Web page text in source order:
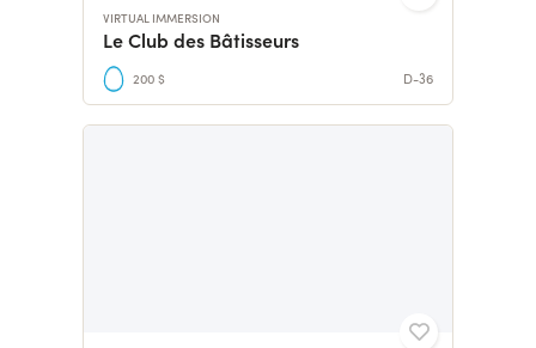
VIRTUAL IMMERSION
Le Club des Bâtisseurs
200 $ D-36